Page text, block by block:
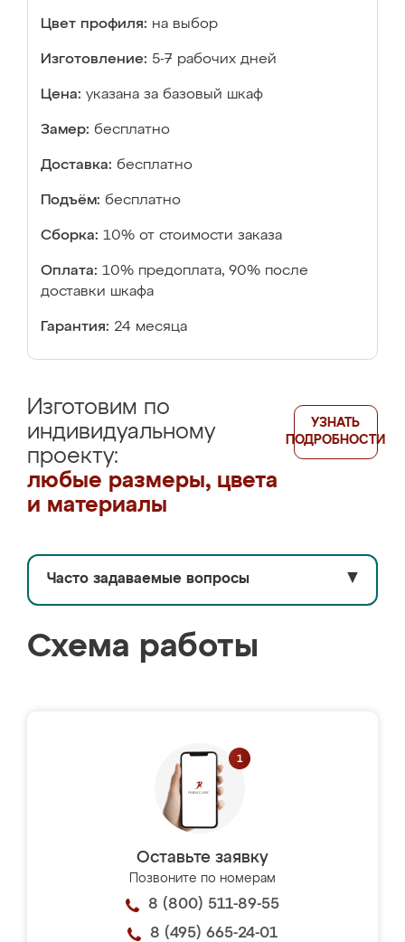
Цвет профиля: на выбор
Изготовление: 5-7 рабочих дней
Цена: указана за базовый шкаф
Замер: бесплатно
Доставка: бесплатно
Подъём: бесплатно
Сборка: 10% от стоимости заказа
Оплата: 10% предоплата, 90% после
доставки шкафа
Гарантия: 24 месяца
Изготовим по
индивидуальному
проекту:
любые размеры, цвета
и материалы
УЗНАТЬ
ПОДРОБНОСТИ
Часто задаваемые вопросы ▼
Схема работы
Оставьте заявку
Позвоните по номерам
8 (800) 511-89-55
8 (495) 665-24-01